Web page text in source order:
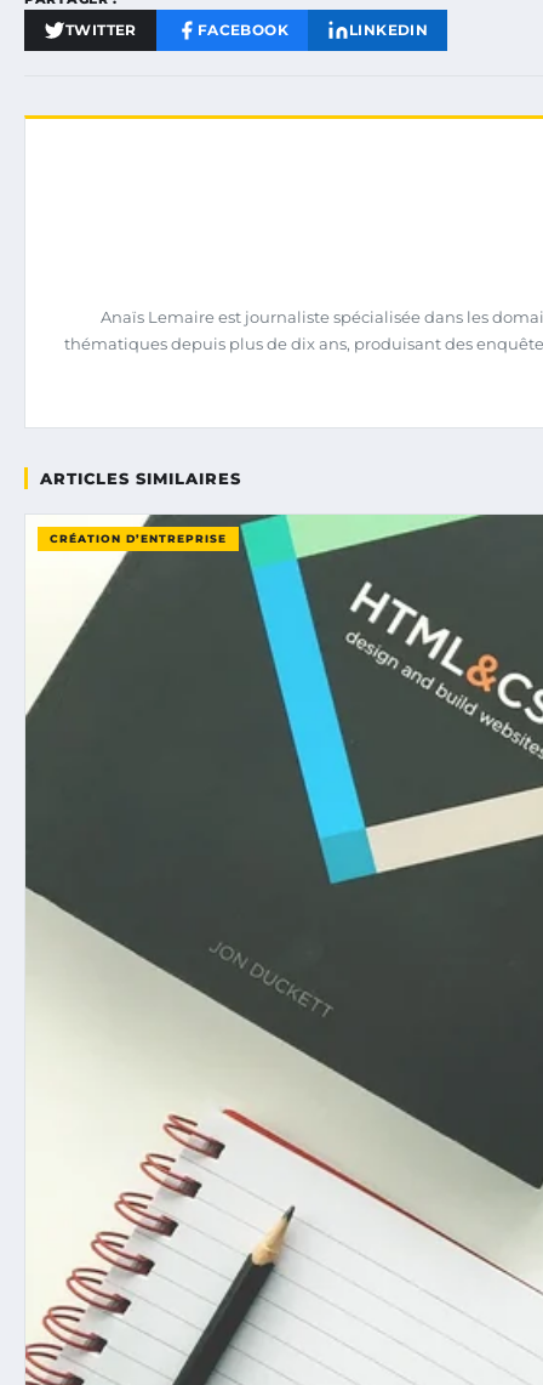
TWITTER FACEBOOK LINKEDIN
Anaïs Lemaire est journaliste spécialisée dans les
thématiques depuis plus de dix ans, produisant des
ARTICLES SIMILAIRES
CRÉATION D’ENTREPRISE